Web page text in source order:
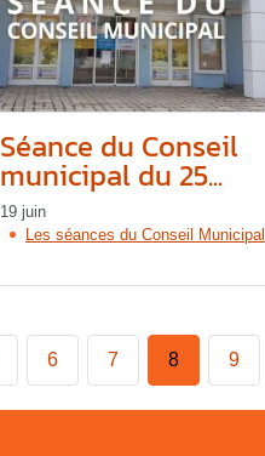
Séance du Conseil
municipal du 25...
19 juin
Les séances du Conseil Municipal
6 7 8 9